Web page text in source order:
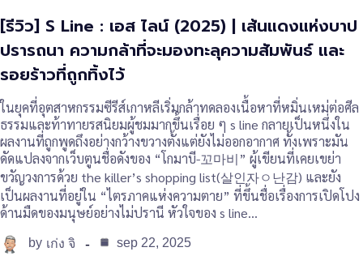
[รีวิว] S Line : เอส ไลน์ (2025) | เส้นแดงแห่งบาป
ปรารถนา ความกล้าที่จะมองทะลุความสัมพันธ์ และ
รอยร้าวที่ถูกทิ้งไว้
ในยุคที่อุตสาหกรรมซีรีส์เกาหลีเริ่มกล้าทดลองเนื้อหาที่หมิ่นเหม่ต่อศีล
ธรรมและท้าทายรสนิยมผู้ชมมากขึ้นเรื่อย ๆ s line กลายเป็นหนึ่งใน
ผลงานที่ถูกพูดถึงอย่างกว้างขวางตั้งแต่ยังไม่ออกอากาศ ทั้งเพราะมัน
ดัดแปลงจากเว็บตูนชื่อดังของ “โกมาบี-꼬마비” ผู้เขียนที่เคยเขย่า
ขวัญวงการด้วย the killer’s shopping list(살인자ㅇ난감) และยัง
เป็นผลงานที่อยู่ใน “ไตรภาคแห่งความตาย” ที่ขึ้นชื่อเรื่องการเปิดโปง
ด้านมืดของมนุษย์อย่างไม่ปรานี หัวใจของ s line…
by เก่ง จิ sep 22, 2025